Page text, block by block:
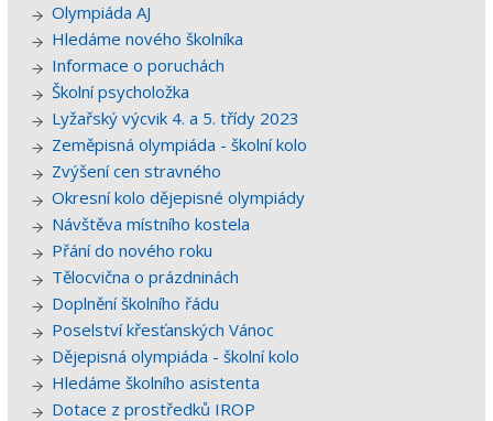
Olympiáda AJ
Hledáme nového školníka
Informace o poruchách
Školní psycholožka
Lyžařský výcvik 4. a 5. třídy 2023
Zeměpisná olympiáda - školní kolo
Zvýšení cen stravného
Okresní kolo dějepisné olympiády
Návštěva místního kostela
Přání do nového roku
Tělocvična o prázdninách
Doplnění školního řádu
Poselství křesťanských Vánoc
Dějepisná olympiáda - školní kolo
Hledáme školního asistenta
Dotace z prostředků IROP